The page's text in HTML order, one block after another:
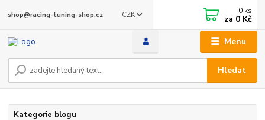
Menu
CZK
Hledat
shop@racing-tuning-shop.cz 0 ks
za 0 Kč
Kategorie blogu